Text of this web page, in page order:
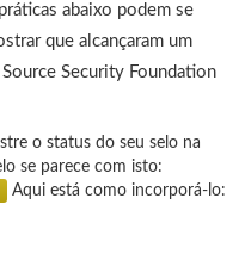
abaixo podem se
que alcançaram um
Security Foundation
o status do seu selo na
se parece com isto:
Aqui está como incorporá-lo: